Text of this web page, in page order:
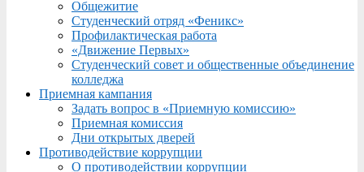
Общежитие
Студенческий отряд «Феникс»
Профилактическая работа
«Движение Первых»
Студенческий совет и общественные объединение
колледжа
Приемная кампания
Задать вопрос в «Приемную комиссию»
Приемная комиссия
Дни открытых дверей
Противодействие коррупции
О противодействии коррупции